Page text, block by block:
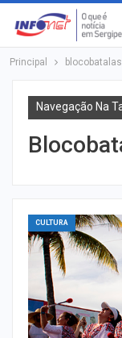
Principal
Navegação Na
CULTURA